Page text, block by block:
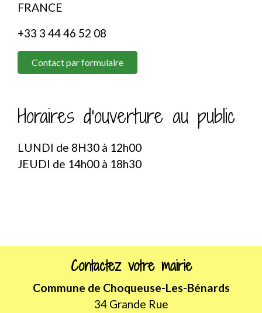
FRANCE
+33 3 44 46 52 08
Contact par formulaire
Horaires d'ouverture au public
LUNDI de 8H30 à 12h00
JEUDI de 14h00 à 18h30
Contactez votre mairie
Commune de Choqueuse-Les-Bénards
34 Grande Rue